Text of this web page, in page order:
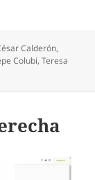
Calderón,
Colubi,Teresa